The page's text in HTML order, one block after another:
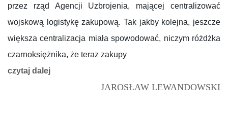
przez rząd Agencji Uzbrojenia, mającej centralizować
wojskową logistykę zakupową. Tak jakby kolejna, jeszcze
większa centralizacja miała spowodować, niczym różdżka
czarnoksiężnika, że teraz zakupy
czytaj dalej
JAROSŁAW LEWANDOWSKI